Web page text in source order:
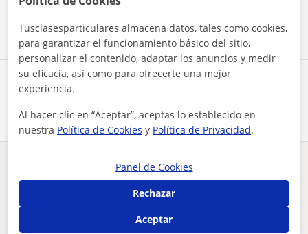
Comparte a este profesor
¿Hay algún error en este perfil?
Tus clases particulares
clases de programación, bases de datos,big data y cloud
Tusclasesparticulares almacena datos, tales como cookies,
para garantizar el funcionamiento básico del sitio,
personalizar el contenido, adaptar los anuncios y medir
su eficacia, así como para ofrecerte una mejor
experiencia.
Al hacer clic en “Aceptar”, aceptas lo establecido en
nuestra Política de Cookies y Política de Privacidad.
Panel de Cookies
Rechazar
Aceptar